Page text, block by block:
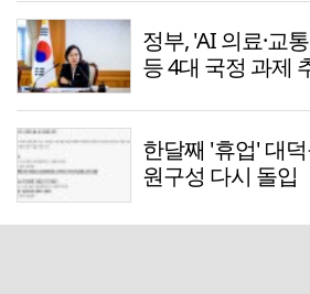
정부, 'AI 의료·교
등 4대 국정 과제
한달째 '휴업' 대
원구성 다시 돌입